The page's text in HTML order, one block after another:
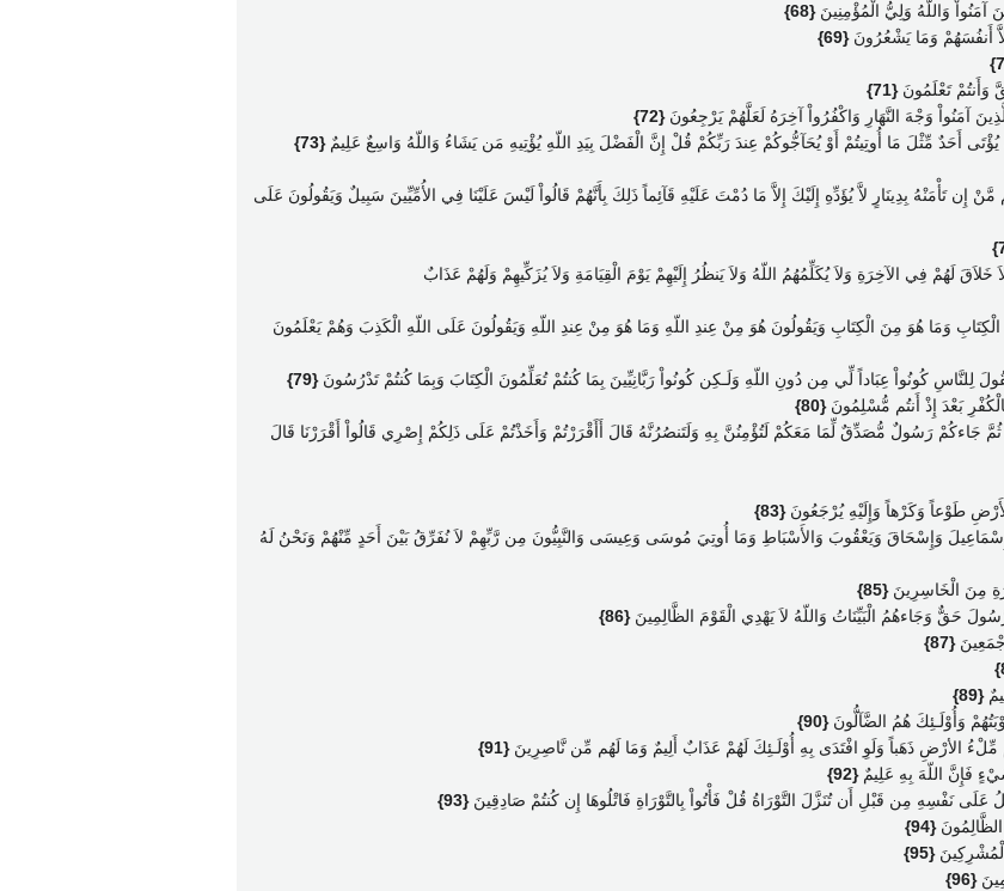
آمَنُواْ وَاللّهُ وَلِيُّ الْمُؤْمِنِينَ{68}
أَنفُسَهُمْ وَمَا يَشْعُرُونَ{69}
وَأَنتُمْ تَعْلَمُونَ{71}
آمَنُواْ وَجْهَ النَّهَارِ وَاكْفُرُواْ آخِرَهُ لَعَلَّهُمْ يَرْجِعُونَ{72}
يُؤْتَى أَحَدٌ مِّثْلَ مَا أُوتِيتُمْ أَوْ يُحَآجُّوكُمْ عِندَ رَبِّكُمْ قُلْ إِنَّ الْفَضْلَ بِيَدِ اللّهِ يُؤْتِيهِ مَن يَشَاءُ وَاللّهُ وَاسِعٌ عَلِيمٌ{73}
إِن تَأْمَنْهُ بِدِينَارٍ لاَّ يُؤَدِّهِ إِلَيْكَ إِلاَّ مَا دُمْتَ عَلَيْهِ قَآئِماً ذَلِكَ بِأَنَّهُمْ قَالُواْ لَيْسَ عَلَيْنَا فِي الأُمِّيِّينَ سَبِيلٌ وَيَقُولُونَ عَلَى
خَلاَقَ لَهُمْ فِي الآخِرَةِ وَلاَ يُكَلِّمُهُمُ اللّهُ وَلاَ يَنظُرُ إِلَيْهِمْ يَوْمَ الْقِيَامَةِ وَلاَ يُزَكِّيهِمْ وَلَهُمْ عَذَابٌ
الْكِتَابِ وَمَا هُوَ مِنَ الْكِتَابِ وَيَقُولُونَ هُوَ مِنْ عِندِ اللّهِ وَمَا هُوَ مِنْ عِندِ اللّهِ وَيَقُولُونَ عَلَى اللّهِ الْكَذِبَ وَهُمْ يَعْلَمُونَ
لِلنَّاسِ كُونُواْ عِبَاداً لِّي مِن دُونِ اللّهِ وَلَـكِن كُونُواْ رَبَّانِيِّينَ بِمَا كُنتُمْ تُعَلِّمُونَ الْكِتَابَ وَبِمَا كُنتُمْ تَدْرُسُونَ{79}
بِالْكُفْرِ بَعْدَ إِذْ أَنتُم مُّسْلِمُونَ{80}
ثُمَّ جَاءكُمْ رَسُولٌ مُّصَدِّقٌ لِّمَا مَعَكُمْ لَتُؤْمِنُنَّ بِهِ وَلَتَنصُرُنَّهُ قَالَ أَأَقْرَرْتُمْ وَأَخَذْتُمْ عَلَى ذَلِكُمْ إِصْرِي قَالُواْ أَقْرَرْنَا قَالَ
طَوْعاً وَكَرْهاً وَإِلَيْهِ يُرْجَعُونَ{83}
وَإِسْمَاعِيلَ وَإِسْحَاقَ وَيَعْقُوبَ وَالأَسْبَاطِ وَمَا أُوتِيَ مُوسَى وَعِيسَى وَالنَّبِيُّونَ مِن رَّبِّهِمْ لاَ نُفَرِّقُ بَيْنَ أَحَدٍ مِّنْهُمْ وَنَحْنُ لَهُ
مِنَ الْخَاسِرِينَ{85}
حَقٌّ وَجَاءهُمُ الْبَيِّنَاتُ وَاللّهُ لاَ يَهْدِي الْقَوْمَ الظَّالِمِينَ{86}
{87}
{89}
وَأُوْلَـئِكَ هُمُ الضَّآلُّونَ{90}
الأرْضِ ذَهَباً وَلَوِ افْتَدَى بِهِ أُوْلَـئِكَ لَهُمْ عَذَابٌ أَلِيمٌ وَمَا لَهُم مِّن نَّاصِرِينَ{91}
فَإِنَّ اللّهَ بِهِ عَلِيمٌ{92}
عَلَى نَفْسِهِ مِن قَبْلِ أَن تُنَزَّلَ التَّوْرَاةُ قُلْ فَأْتُواْ بِالتَّوْرَاةِ فَاتْلُوهَا إِن كُنتُمْ صَادِقِينَ{93}
{94}
{95}
{96}